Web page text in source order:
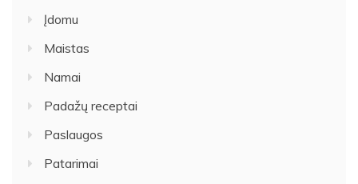
Įdomu
Maistas
Namai
Padažų receptai
Paslaugos
Patarimai